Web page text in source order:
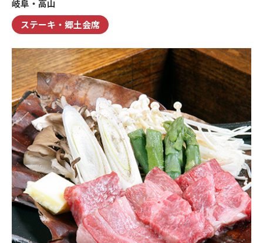
岐阜・高山
ステーキ・郷土会席